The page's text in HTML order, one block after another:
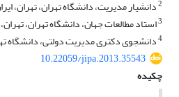
2دانشیار مدیریت، دانشگاه تهران، تهران،
3استاد مطالعات جهان، دانشگاه تهران،
4دانشجوی دکتری مدیریت دولتی، دانشگاه
10.22059/jipa.2013.35543
چکیده